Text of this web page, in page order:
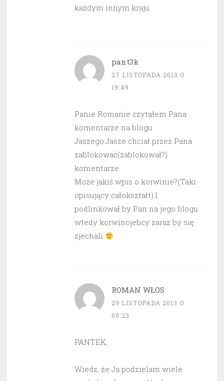
każdym innym kraju.
pant3k
27 LISTOPADA 2013 O
19:49
Panie Romanie czytałem Pana
komentarze na blogu
Jaszego.Jasze chciał przez Pana
zablokować(zablokował?)
komentarze.
Może jakiś wpis o korwinie?(Taki
opisujący całokształt).I
podlinkował by Pan na jego blogu
wtedy korwinojebcy zaraz by się
zjechali
ROMAN WŁOS
29 LISTOPADA 2013 O
00:23
PANTEK,
Wiedz, że Ja podzielam wiele